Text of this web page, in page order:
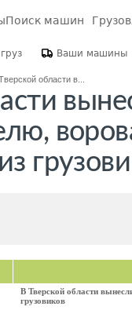
Поиск машин
Ваши машины
области в...
В Тверской области
грузовиков